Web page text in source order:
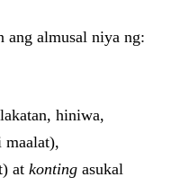
ang almusal niya ng:
hiniwa,
maalat),
at konting asukal